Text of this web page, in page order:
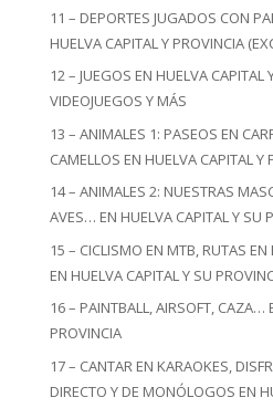
11 – DEPORTES JUGADOS CON
HUELVA CAPITAL Y PROVINCIA
12 – JUEGOS EN HUELVA CAPITAL
VIDEOJUEGOS Y MÁS
13 – ANIMALES 1: PASEOS EN
CAMELLOS EN HUELVA CAPITAL Y
14 – ANIMALES 2: NUESTRAS
AVES… EN HUELVA CAPITAL Y SU
15 – CICLISMO EN MTB, RUTAS EN
EN HUELVA CAPITAL Y SU
16 – PAINTBALL, AIRSOFT, CAZA…
PROVINCIA
17 – CANTAR EN KARAOKES,
DIRECTO Y DE MONÓLOGOS EN